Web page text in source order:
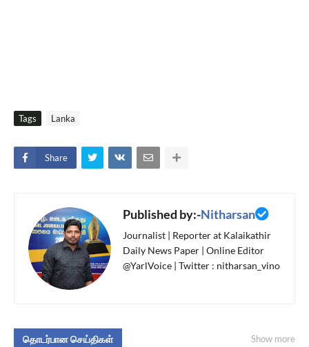
Tags Lanka
Share
Published by:-Nitharsan
Journalist | Reporter at Kalaikathir
Daily News Paper | Online Editor
@YarlVoice | Twitter : nitharsan_vino
தொடர்பான செய்திகள் Show more